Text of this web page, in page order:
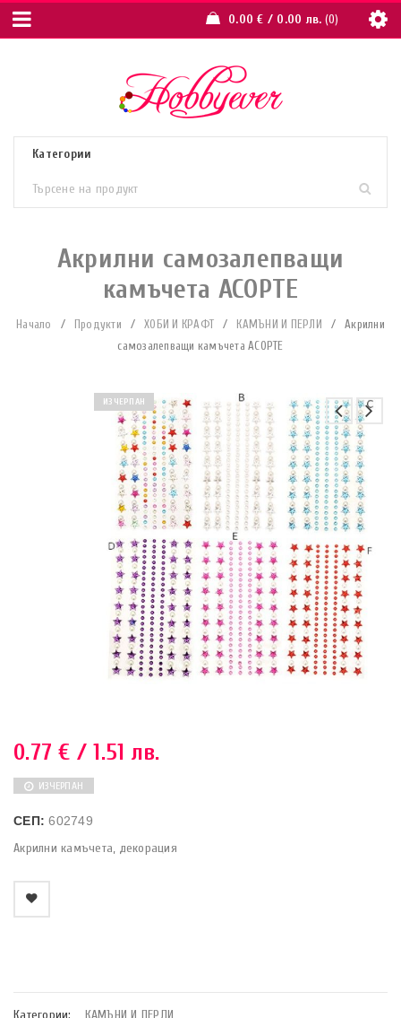
0.00€ / 0.00 лв. 0
Акрилни самозалепващи
камъчета АСОРТЕ
Начало / Продукти / ХОБИ И КРАФТ / КАМЪНИ И ПЕРЛИ /
Акрилни
самозалепващи камъчета АСОРТЕ
ИЗЧЕРПАН
0.77€ / 1.51 лв.
ИЗЧЕРПАН
СЕП:602749
Акрилни камъчета, декорация
Категории: КАМЪНИ И ПЕРЛИ